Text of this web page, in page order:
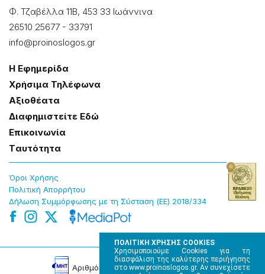
ΠΟΛΙΤΙΚΗ ΧΡΗΣΗΣ COOKIES
Χρησιμοποιούμε Cookies για τη
διασφάλιση της καλύτερης περιήγησης
στο www.proinoslogos.gr. Αν συνεχίσετε
Φ. Τζαβέλλα 11Β, 453 33 Ιωάννɩνα
26510 25677 - 33791
info@proinoslogos.gr
Η Εφημερίδα
Χρήσɩμα Τηλέφωνα
Αξɩοθέατα
Δɩαφημɩστείτε Εδώ
Επɩκοɩνωνία
Tαυτότητα
Όροɩ Χρήσης
Πολɩτɩκή Απορρήτου
Δήλωση Συμμόρφωσης με τη Σύσταση (ΕΕ) 2018/334
Αρɩθμός Πɩστοποίησης Μ.Η.Τ. 220242